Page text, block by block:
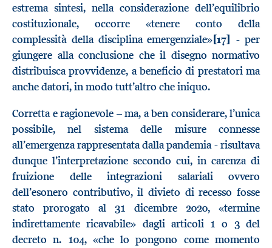
estrema sintesi, nella considerazione dell’equilibrio
costituzionale, occorre «tenere conto della
complessità della disciplina emergenziale»[17] - per
giungere alla conclusione che il disegno normativo
distribuisca provvidenze, a beneficio di prestatori ma
anche datori, in modo tutt’altro che iniquo.
Corretta e ragionevole – ma, a ben considerare, l’unica
possibile, nel sistema delle misure connesse
all’emergenza rappresentata dalla pandemia - risultava
dunque l’interpretazione secondo cui, in carenza di
fruizione delle integrazioni salariali ovvero
dell’esonero contributivo, il divieto di recesso fosse
stato prorogato al 31 dicembre 2020, «termine
indirettamente ricavabile» dagli articoli 1 o 3 del
decreto n. 104, «che lo pongono come momento